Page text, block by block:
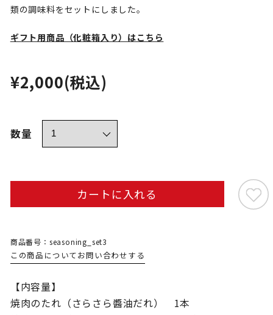
類の調味料をセットにしました。
ギフト用商品（化粧箱入り）はこちら
¥2,000(税込)
数量
カートに入れる
商品番号：seasoning_set3
この商品についてお問い合わせする
【内容量】
焼肉のたれ（さらさら醬油だれ） 1本